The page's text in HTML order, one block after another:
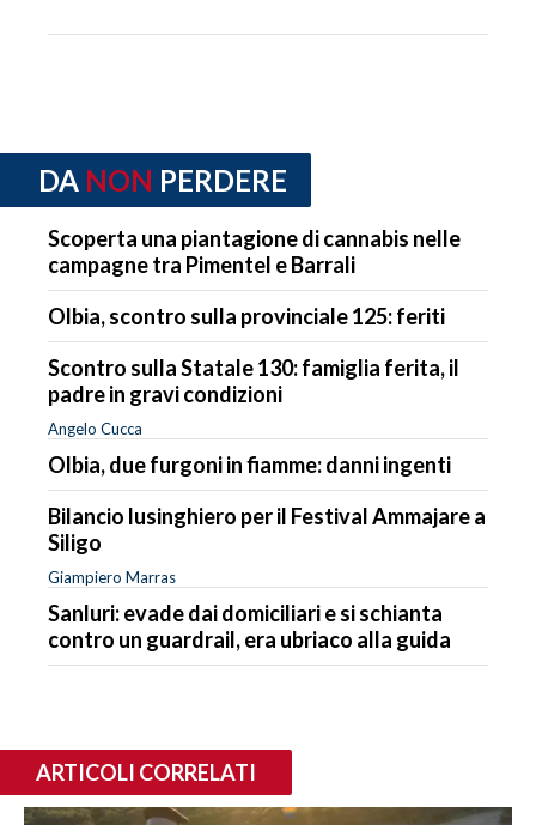
DA NON PERDERE
Scoperta una piantagione di cannabis nelle
campagne tra Pimentel e Barrali
Olbia, scontro sulla provinciale 125: feriti
Scontro sulla Statale 130: famiglia ferita, il
padre in gravi condizioni
Angelo Cucca
Olbia, due furgoni in fiamme: danni ingenti
Bilancio lusinghiero per il Festival Ammajare a
Siligo
Giampiero Marras
Sanluri: evade dai domiciliari e si schianta
contro un guardrail, era ubriaco alla guida
ARTICOLI CORRELATI